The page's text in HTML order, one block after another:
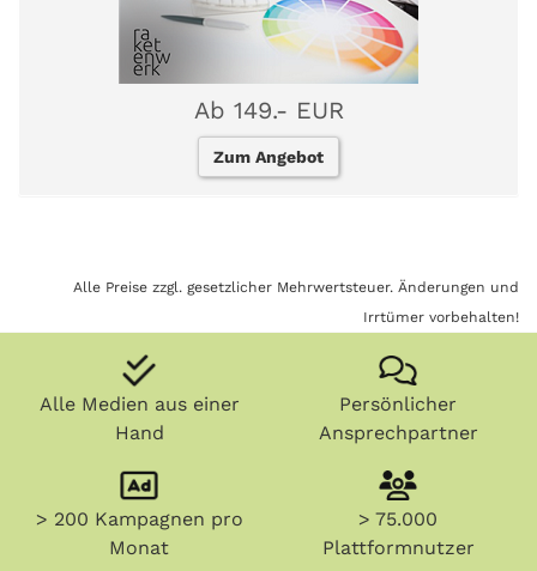
Ab 149.- EUR
Zum Angebot
Alle Preise zzgl. gesetzlicher Mehrwertsteuer. Änderungen und
Irrtümer vorbehalten!
Alle Medien aus einer
Hand
Persönlicher
Ansprechpartner
> 200 Kampagnen pro
Monat
> 75.000
Plattformnutzer